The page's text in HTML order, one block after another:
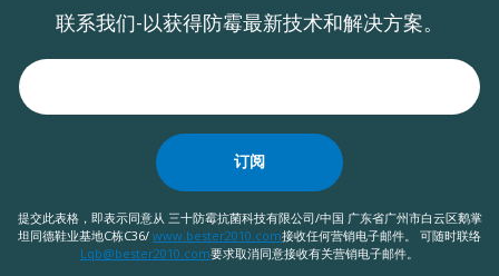
联系我们-以获得防霉最新技术和解决方案。
订阅
提交此表格，即表示同意从 三十防霉抗菌科技有限公司/中国 广东省广州市白云区鹅掌
坦同德鞋业基地C栋C36/ www.bester2010.com接收任何营销电子邮件。 可随时联络
Lqb@bester2010.com要求取消同意接收有关营销电子邮件。